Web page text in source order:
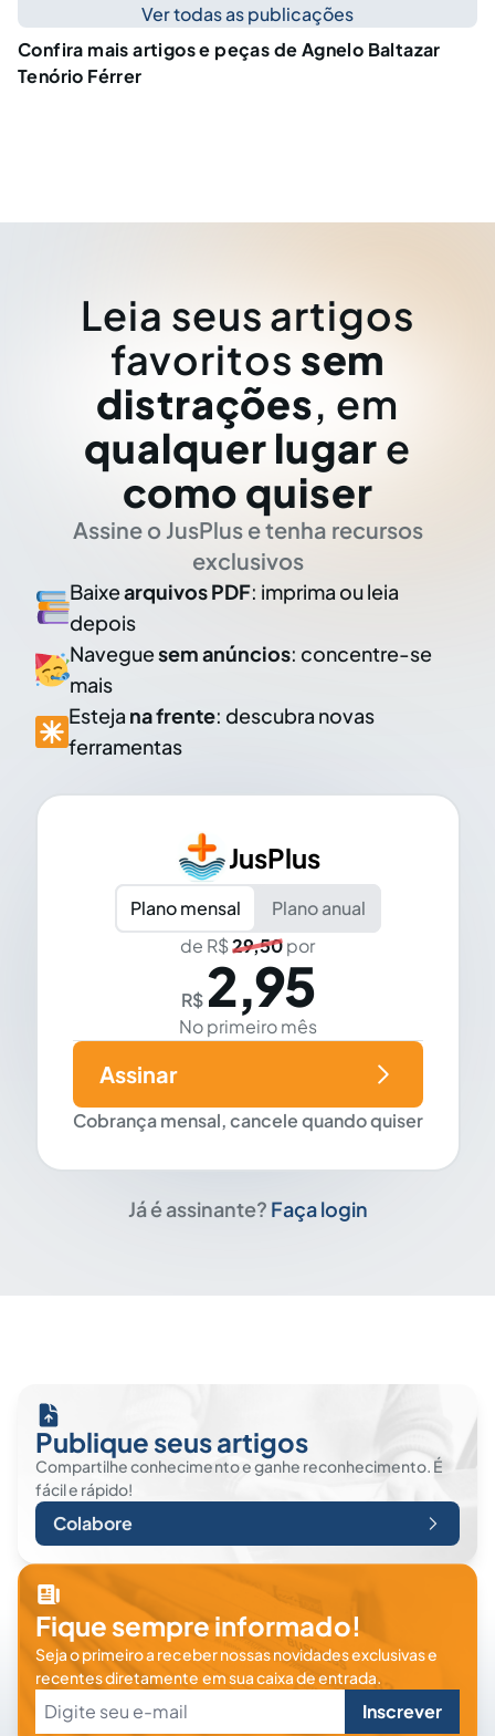
Ver todas as publicações
Confira mais artigos e peças de Agnelo Baltazar
Tenório Férrer
Leia seus artigos
favoritos sem
distrações, em
qualquer lugar e
como quiser
Assine o JusPlus e tenha recursos
exclusivos
Baixearquivos PDF: imprima ou leia
depois
Naveguesem anúncios: concentre-se
mais
Esteja na frente: descubra novas
ferramentas
JusPlus
Plano mensal
Plano anual
de R$29,50por
R$ 2,95
No primeiro mês
Cobrança mensal, cancele quando quiser
Assinar
Já é assinante? Faça login
Publique seus artigos
Compartilhe conhecimento e ganhe reconhecimento. É
fácil e rápido!
Colabore
Fique sempre informado!
Seja o primeiro a receber nossas novidades exclusivas e
recentes diretamente em sua caixa de entrada.
Inscrever